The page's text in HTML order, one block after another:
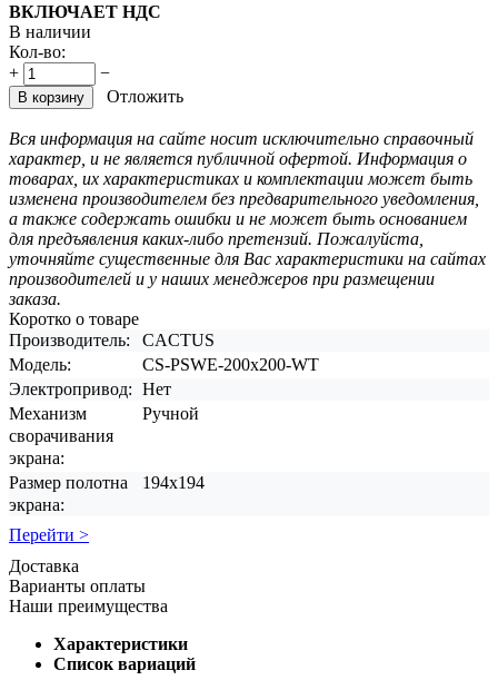
ВКЛЮЧАЕТ НДС
В наличии
Кол-во:
+
−
В корзину Отложить
Вся информация на сайте носит исключительно справочный
характер, и не является публичной офертой. Информация о
товарах, их характеристиках и комплектации может быть
изменена производителем без предварительного уведомления,
а также содержать ошибки и не может быть основанием
для предъявления каких-либо претензий. Пожалуйста,
уточняйте существенные для Вас характеристики на сайтах
производителей и у наших менеджеров при размещении
заказа.
Коротко о товаре
Производитель:
CACTUS
Модель:
CS-PSWE-200x200-WT
Электропривод: Нет
Механизм
сворачивания
экрана:
Ручной
Размер полотна
экрана:
194x194
Перейти >
Доставка
Варианты оплаты
Наши преимущества
Характеристики
Список вариаций